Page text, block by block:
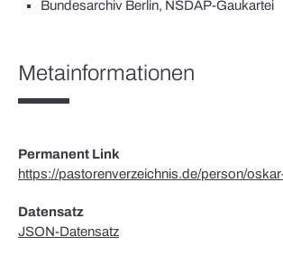
Bundesarchiv Berlin, NSDAP-Gaukartei
Metainformationen
Permanent Link
https://pastorenverzeichnis.de/person/
Datensatz
JSON-Datensatz